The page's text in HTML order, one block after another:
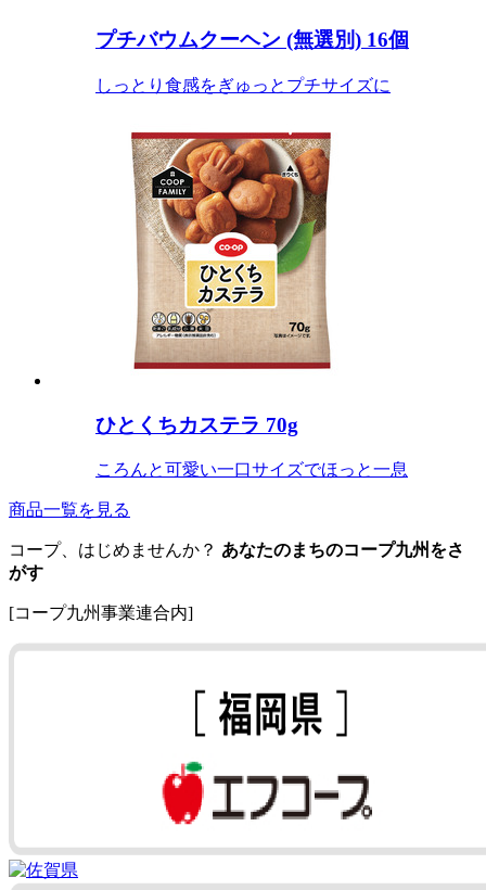
プチバウムクーヘン (無選別) 16個
しっとり食感をぎゅっとプチサイズに
ひとくちカステラ 70g
ころんと可愛い一口サイズでほっと一息
商品一覧を見る
コープ、はじめませんか？ あなたのまちのコープ九州をさ
がす
[コープ九州事業連合内]